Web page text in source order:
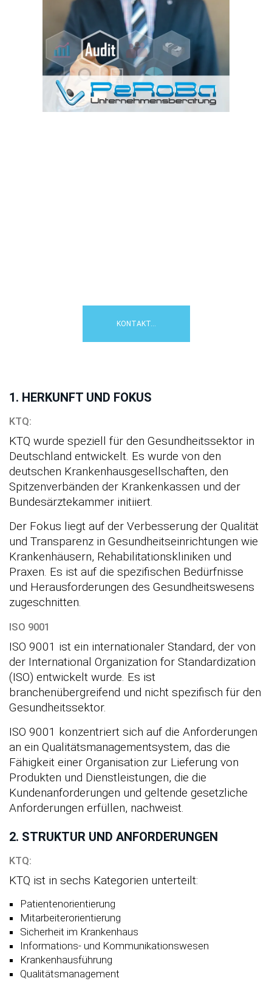
KONTAKT...
1. HERKUNFT UND FOKUS
KTQ:
KTQ wurde speziell für den Gesundheitssektor in
Deutschland entwickelt. Es wurde von den
deutschen Krankenhausgesellschaften, den
Spitzenverbänden der Krankenkassen und der
Bundesärztekammer initiiert.
Der Fokus liegt auf der Verbesserung der Qualität
und Transparenz in Gesundheitseinrichtungen wie
Krankenhäusern, Rehabilitationskliniken und
Praxen. Es ist auf die spezifischen Bedürfnisse
und Herausforderungen des Gesundheitswesens
zugeschnitten.
ISO 9001
ISO 9001 ist ein internationaler Standard, der von
der International Organization for Standardization
(ISO) entwickelt wurde. Es ist
branchenübergreifend und nicht spezifisch für den
Gesundheitssektor.
ISO 9001 konzentriert sich auf die Anforderungen
an ein Qualitätsmanagementsystem, das die
Fähigkeit einer Organisation zur Lieferung von
Produkten und Dienstleistungen, die die
Kundenanforderungen und geltende gesetzliche
Anforderungen erfüllen, nachweist.
2. STRUKTUR UND ANFORDERUNGEN
KTQ:
KTQ ist in sechs Kategorien unterteilt:
Patientenorientierung
Mitarbeiterorientierung
Sicherheit im Krankenhaus
Informations- und Kommunikationswesen
Krankenhausführung
Qualitätsmanagement